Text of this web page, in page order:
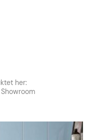
her: